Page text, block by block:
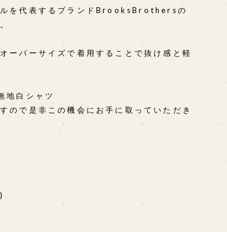
ルを代表するブランドBrooksBrothersの
ーバーサイズで着用することで抜け感と軽
地白シャツ
ので是非この機会にお手に取っていただき